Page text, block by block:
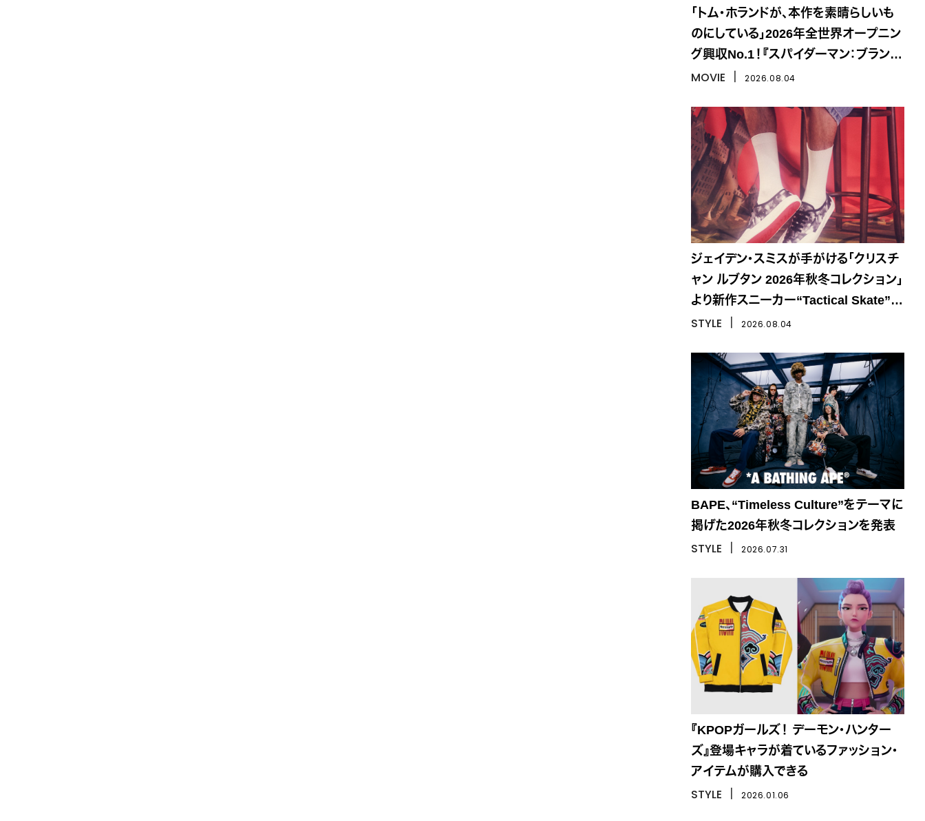
「トム・ホランドが、本作を素晴らしいも
のにしている」2026年全世界オープニン
グ興収No.1！『スパイダーマン：ブラン
ド・ニュー・デイ』
MOVIE 2026.08.04
ジェイデン・スミスが手がける「クリスチ
ャン ルブタン 2026年秋冬コレクション」
より新作スニーカー“Tactical Skate”が
登場
STYLE 2026.08.04
BAPE、“Timeless Culture”をテーマに
掲げた2026年秋冬コレクションを発表
STYLE 2026.07.31
『KPOPガールズ！ デーモン・ハンター
ズ』登場キャラが着ているファッション・
アイテムが購入できる
STYLE 2026.01.06